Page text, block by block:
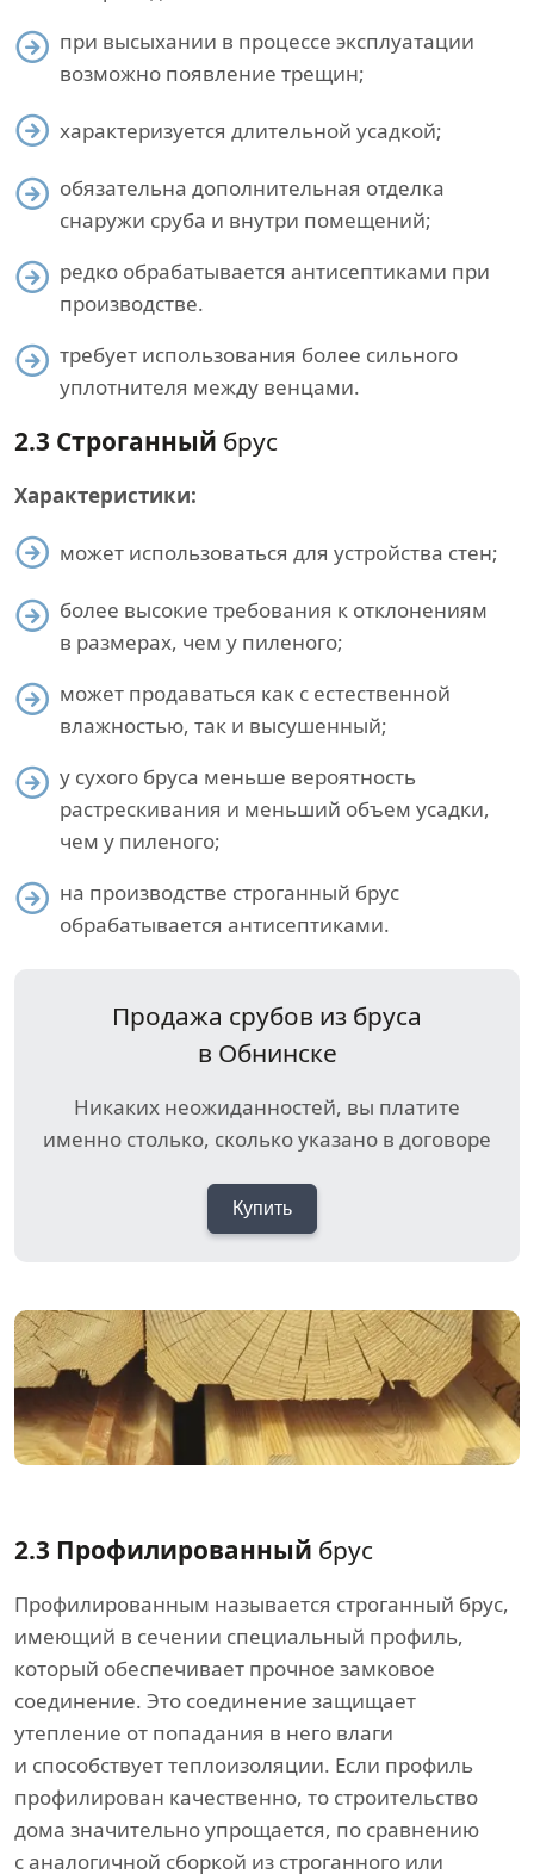
при высыхании в процессе эксплуатации
возможно появление трещин;
характеризуется длительной усадкой;
обязательна дополнительная отделка
снаружи сруба и внутри помещений;
редко обрабатывается антисептиками при
производстве.
требует использования более сильного
уплотнителя между венцами.
2.3 Строганный брус
Характеристики:
может использоваться для устройства стен;
более высокие требования к отклонениям
в размерах, чем у пиленого;
может продаваться как с естественной
влажностью, так и высушенный;
у сухого бруса меньше вероятность
растрескивания и меньший объем усадки,
чем у пиленого;
на производстве строганный брус
обрабатывается антисептиками.
Продажа срубов из бруса
в Обнинске
Никаких неожиданностей, вы платите
именно столько, сколько указано в договоре
Купить
2.3 Профилированный брус
Профилированным называется строганный брус,
имеющий в сечении специальный профиль,
который обеспечивает прочное замковое
соединение. Это соединение защищает
утепление от попадания в него влаги
и способствует теплоизоляции. Если профиль
профилирован качественно, то строительство
дома значительно упрощается, по сравнению
с аналогичной сборкой из строганного или